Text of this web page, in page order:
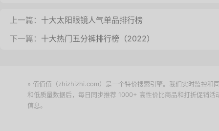
上一篇： 十大太阳眼镜人气单品排行榜
下一篇： 十大热门五分裤排行榜（2022）
» 值值值（zhizhizhi.com）是一个特价搜索引擎。我们实时监控和
和低质量数据后，每日同步推荐 1000+ 高性价比商品和打折促销
信息。